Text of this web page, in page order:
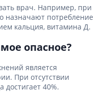
врач. Например, при
назначают потребление
кальция, витамина Д.
опасное?
является
При отсутствии
достигает 40%.